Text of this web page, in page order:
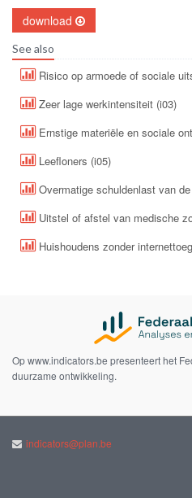
download
See also
Risico op armoede of sociale
Zeer lage werkintensiteit (i03)
Ernstige materiële en sociale
Leefloners (i05)
Overmatige schuldenlast van
Uitstel of afstel van medische
Huishoudens zonder
Op www.indicators.be presenteert het
duurzame ontwikkeling.
indicators@plan.be